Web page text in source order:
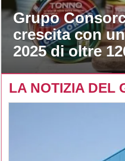
Grupo
crescita con
2025 di oltre
LA NOTIZIA DEL